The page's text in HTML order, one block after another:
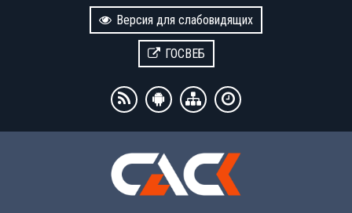
Версия для слабовидящих
ГОСВЕБ